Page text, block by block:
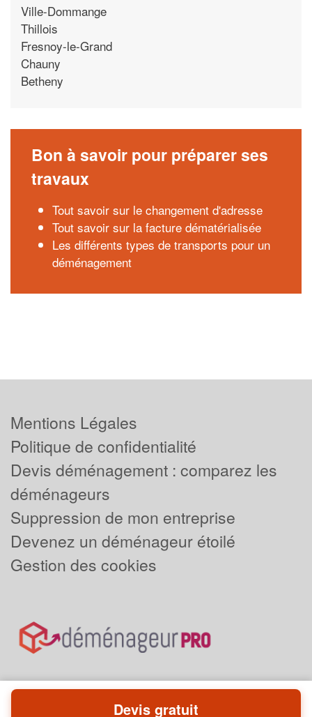
Ville-Dommange
Thillois
Fresnoy-le-Grand
Chauny
Betheny
Bon à savoir pour préparer ses
travaux
Tout savoir sur le changement d'adresse
Tout savoir sur la facture dématérialisée
Les différents types de transports pour un
déménagement
Mentions Légales
Politique de confidentialité
Devis déménagement : comparez les
déménageurs
Suppression de mon entreprise
Devenez un déménageur étoilé
Gestion des cookies
Devis gratuit